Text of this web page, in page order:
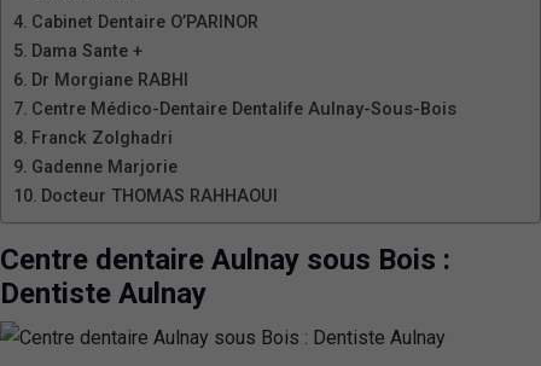
Cabinet Dentaire O’PARINOR
Dama Sante +
Dr Morgiane RABHI
Centre Médico-Dentaire Dentalife Aulnay-Sous-Bois
Franck Zolghadri
Gadenne Marjorie
Docteur THOMAS RAHHAOUI
Centre dentaire Aulnay sous Bois :
Dentiste Aulnay